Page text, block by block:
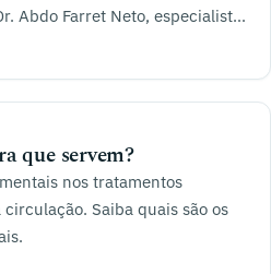
Abdo Farret Neto, especialista
Agende sua consulta e
que servem?
nos tratamentos
Saiba quais são os